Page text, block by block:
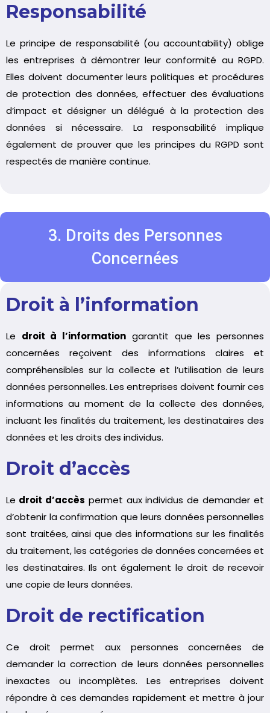
Responsabilité
Le principe de responsabilité (ou accountability) oblige
les entreprises à démontrer leur conformité au RGPD.
Elles doivent documenter leurs politiques et procédures
de protection des données, effectuer des évaluations
d’impact et désigner un délégué à la protection des
données si nécessaire. La responsabilité implique
également de prouver que les principes du RGPD sont
respectés de manière continue.
3. Droits des Personnes
Concernées
Droit à l’information
Le droit à l’information garantit que les personnes
concernées reçoivent des informations claires et
compréhensibles sur la collecte et l’utilisation de leurs
données personnelles. Les entreprises doivent fournir ces
informations au moment de la collecte des données,
incluant les finalités du traitement, les destinataires des
données et les droits des individus.
Droit d’accès
Le droit d’accès permet aux individus de demander et
d’obtenir la confirmation que leurs données personnelles
sont traitées, ainsi que des informations sur les finalités
du traitement, les catégories de données concernées et
les destinataires. Ils ont également le droit de recevoir
une copie de leurs données.
Droit de rectification
Ce droit permet aux personnes concernées de
demander la correction de leurs données personnelles
inexactes ou incomplètes. Les entreprises doivent
répondre à ces demandes rapidement et mettre à jour